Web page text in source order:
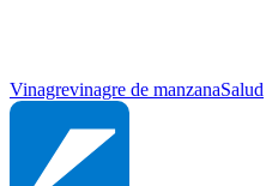
Vinagrevinagre de manzanaSalud